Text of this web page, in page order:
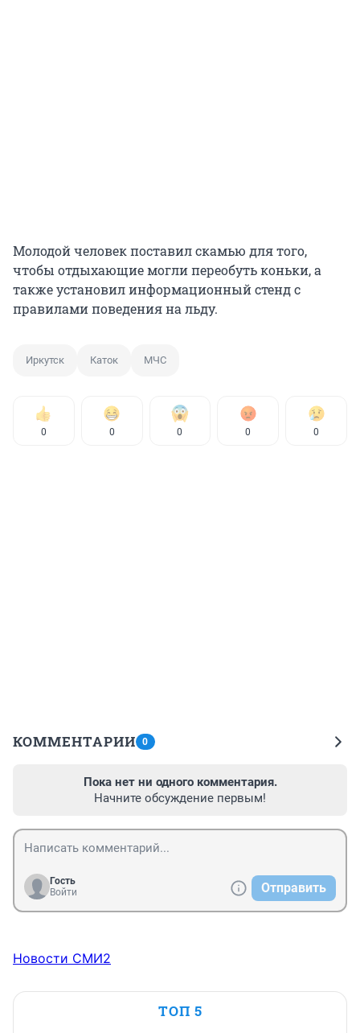
Молодой человек поставил скамью для того,
чтобы отдыхающие могли переобуть коньки, а
также установил информационный стенд с
правилами поведения на льду.
Иркутск Каток МЧС
0 0 0 0 0
КОММЕНТАРИИ 0
Пока нет ни одного комментария.
Начните обсуждение первым!
Гость
Войти
Отправить
Новости СМИ2
ТОП 5